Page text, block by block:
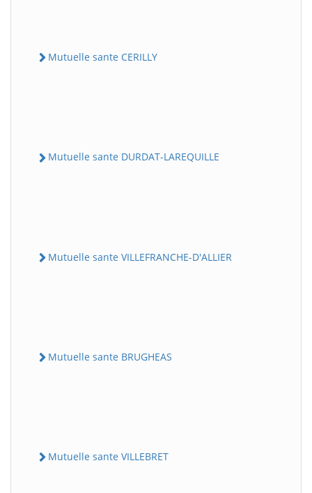
Mutuelle sante CERILLY
Mutuelle sante DURDAT-LAREQUILLE
Mutuelle sante VILLEFRANCHE-D'ALLIER
Mutuelle sante BRUGHEAS
Mutuelle sante VILLEBRET